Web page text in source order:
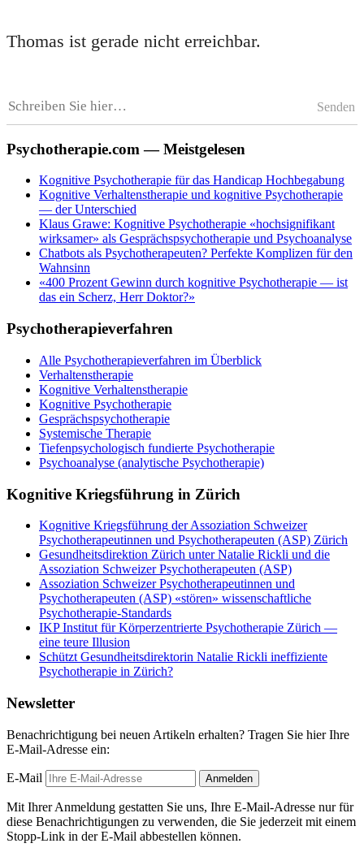
Thomas ist gerade nicht erreichbar.
Senden
Psychotherapie.com — Meistgelesen
Kognitive Psychotherapie für das Handicap Hochbegabung
Kognitive Verhaltenstherapie und kognitive Psychotherapie
— der Unterschied
Klaus Grawe: Kognitive Psychotherapie «hochsignifikant
wirksamer» als Gesprächspsychotherapie und Psychoanalyse
Chatbots als Psychotherapeuten? Perfekte Komplizen für den
Wahnsinn
«400 Prozent Gewinn durch kognitive Psychotherapie — ist
das ein Scherz, Herr Doktor?»
Psychotherapieverfahren
Alle Psychotherapieverfahren im Überblick
Verhaltenstherapie
Kognitive Verhaltenstherapie
Kognitive Psychotherapie
Gesprächspsychotherapie
Systemische Therapie
Tiefenpsychologisch fundierte Psychotherapie
Psychoanalyse (analytische Psychotherapie)
Kognitive Kriegsführung in Zürich
Kognitive Kriegsführung der Assoziation Schweizer
Psychotherapeutinnen und Psychotherapeuten (ASP) Zürich
Gesundheitsdirektion Zürich unter Natalie Rickli und die
Assoziation Schweizer Psychotherapeuten (ASP)
Assoziation Schweizer Psychotherapeutinnen und
Psychotherapeuten (ASP) «stören» wissenschaftliche
Psychotherapie-Standards
IKP Institut für Körperzentrierte Psychotherapie Zürich —
eine teure Illusion
Schützt Gesundheitsdirektorin Natalie Rickli ineffiziente
Psychotherapie in Zürich?
Newsletter
Benachrichtigung bei neuen Artikeln erhalten? Tragen Sie hier Ihre
E-Mail-Adresse ein:
E-Mail Anmelden
Mit Ihrer Anmeldung gestatten Sie uns, Ihre E-Mail-Adresse nur für
diese Benachrichtigungen zu verwenden, die Sie jederzeit mit einem
Stopp-Link in der E-Mail abbestellen können.